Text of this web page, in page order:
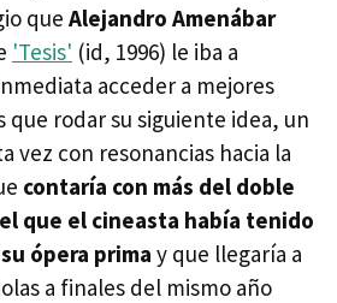
que Alejandro Amenábar
'Tesis' (id, 1996) le iba a
acceder a mejores
que rodar su siguiente idea, un
vez con resonancias hacia la
contaría con más del doble
que el cineasta había tenido
ópera prima y que llegaría a
a finales del mismo año